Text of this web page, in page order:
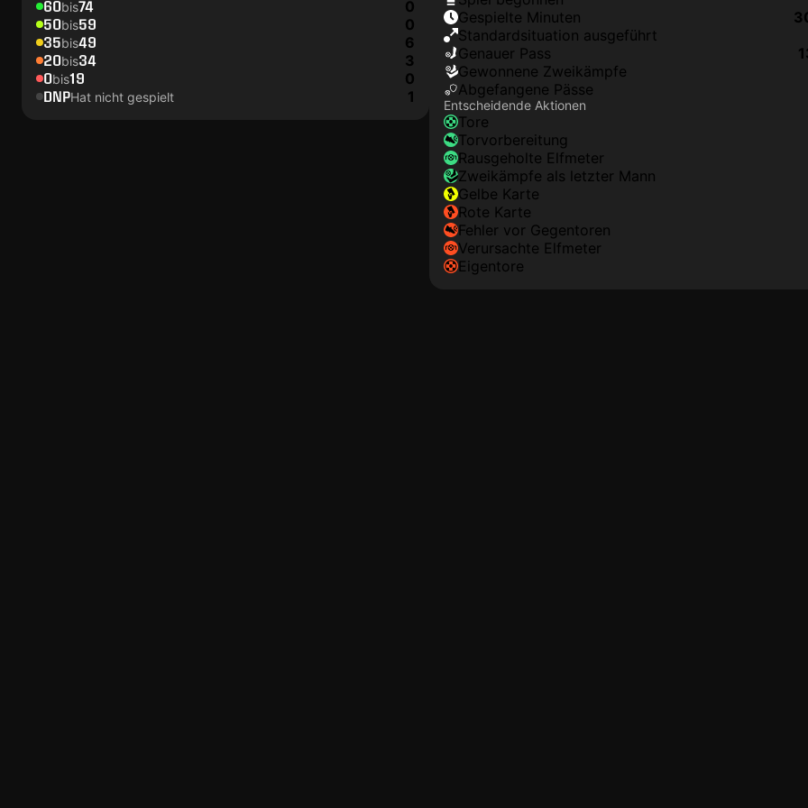
60bis74 0
50bis59 0
35bis49 6
20bis34 3
0bis19 0
DNPHat nicht gespielt 1
Gespielte Minuten
Standardsituation ausgeführt
genauer Pass
Gewonnene Zweikämpfe
Abgefangene Pässe
Entscheidende Aktionen
Tore
Torvorbereitung
rausgeholte Elfmeter
Zweikämpfe als letzter Mann
gelbe Karte
rote Karte
Fehler vor Gegentoren
Verursachte Elfmeter
Eigentore